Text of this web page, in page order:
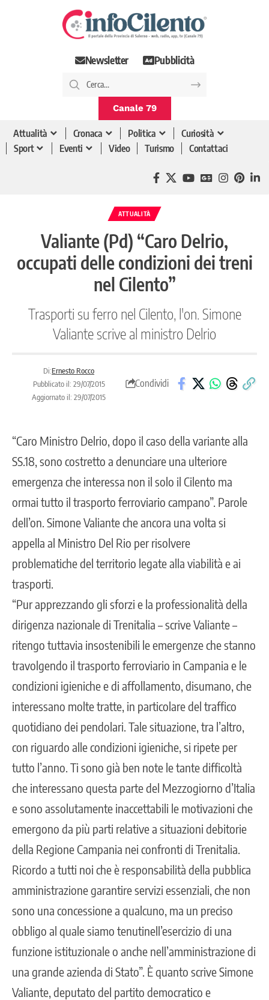
Newsletter Pubblicità
Canale 79
Attualità Cronaca Politica
Curiosità
Sport
Eventi Video Turismo Contattaci
ATTUALITÀ
Valiante (Pd) “Caro Delrio,
occupati delle condizioni dei treni
nel Cilento”
Trasporti su ferro nel Cilento, l'on. Simone
Valiante scrive al ministro Delrio
Di:Ernesto Rocco
Pubblicato il: 29/07/2015
Aggiornato il: 29/07/2015
Condividi
“Caro Ministro Delrio, dopo il caso della variante alla
SS.18, sono costretto a denunciare una ulteriore
emergenza che interessa non il solo il Cilento ma
ormai tutto il trasporto ferroviario campano”. Parole
dell’on. Simone Valiante che ancora una volta si
appella al Ministro Del Rio per risolvere
problematiche del territorio legate alla viabilità e ai
trasporti.
“Pur apprezzando gli sforzi e la professionalità della
dirigenza nazionale di Trenitalia – scrive Valiante –
ritengo tuttavia insostenibili le emergenze che stanno
travolgendo il trasporto ferroviario in Campania e le
condizioni igieniche e di affollamento, disumano, che
interessano molte tratte, in particolare del traffico
quotidiano dei pendolari. Tale situazione, tra l’altro,
con riguardo alle condizioni igieniche, si ripete per
tutto l’anno. Ti sono già ben note le tante difficoltà
che interessano questa parte del Mezzogiorno d’Italia
e sono assolutamente inaccettabili le motivazioni che
emergono da più parti relative a situazioni debitorie
della Regione Campania nei confronti di Trenitalia.
Ricordo a tutti noi che è responsabilità della pubblica
amministrazione garantire servizi essenziali, che non
sono una concessione a qualcuno, ma un preciso
obbligo al quale siamo tenutinell’esercizio di una
funzione istituzionale o anche nell’amministrazione di
una grande azienda di Stato”. È quanto scrive Simone
Valiante, deputato del partito democratico e